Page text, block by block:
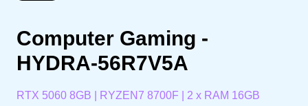
Computer Gaming -
HYDRA-56R7V5A
RTX 5060 8GB | RYZEN7 8700F | 2 x RAM 16GB